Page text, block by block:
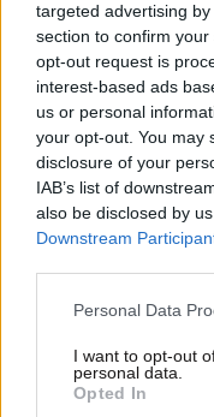
targeted advertising
section to confirm
opt-out request is
interest-based ads
us or personal
your opt-out. You may
disclosure of your
IAB’s list of
also be disclosed by
Downstream
Please note that this
not limited to your visit
grant or deny consent
use your data for
Personal Data
I want to opt-out
personal data.
Opted In
ΕΛΛΑΔΑ1 ω. πριν
Οι πρώτες
είχε χάσει τον
ρεύμα